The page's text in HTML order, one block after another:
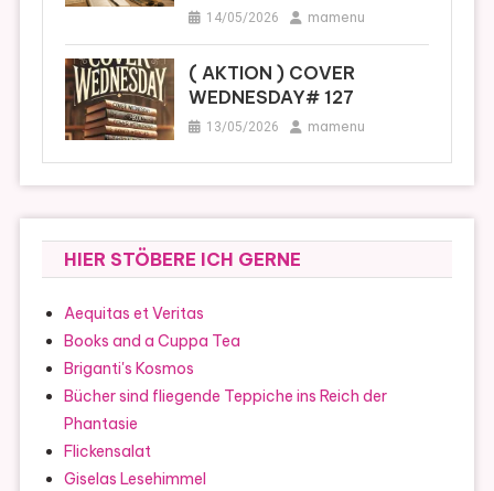
14/05/2026 mamenu
( AKTION ) COVER
WEDNESDAY# 127
13/05/2026 mamenu
HIER STÖBERE ICH GERNE
Aequitas et Veritas
Books and a Cuppa Tea
Briganti's Kosmos
Bücher sind fliegende Teppiche ins Reich der
Phantasie
Flickensalat
Giselas Lesehimmel